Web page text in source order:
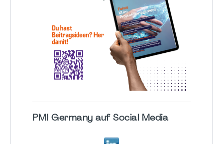
PMI Germany auf Social Media